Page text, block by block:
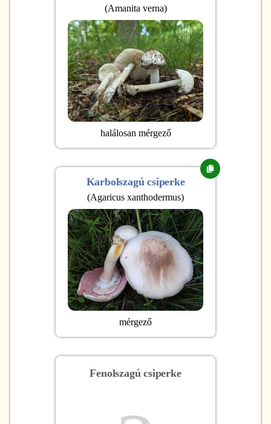
(Amanita verna)
halálosan mérgező
Karbolszagú csiperke
(Agaricus xanthodermus)
mérgező
Fenolszagú csiperke